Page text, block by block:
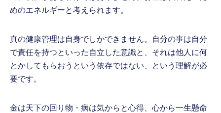
めのエネルギーと考えられます。
真の健康管理は自身でしかできません。自分の事は自分
で責任を持つといった自立した意識と、それは他人に何
とかしてもらおうという依存ではない、という理解が必
要です。
金は天下の回り物・病は気からと心得、心から一生懸命